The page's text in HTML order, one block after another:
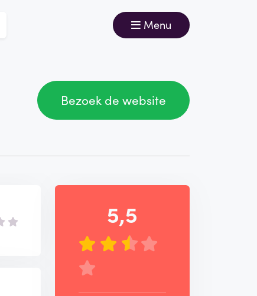
Menu
Bezoek de website
5,5